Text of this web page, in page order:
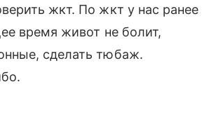
жкт. По жкт у нас ранее
время живот не болит,
сделать тюбаж.